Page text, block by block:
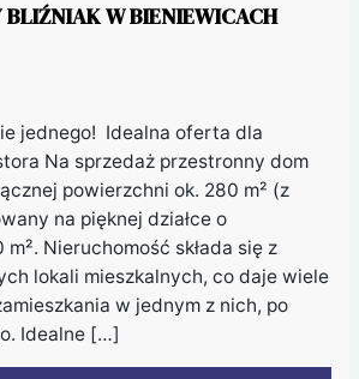
BLIŹNIAK W BIENIEWICACH
jednego! Idealna oferta dla
Na sprzedaż przestronny dom
powierzchni ok. 280 m² (z
na pięknej działce o
Nieruchomość składa się z
lokali mieszkalnych, co daje wiele
w jednym z nich, po
Idealne […]